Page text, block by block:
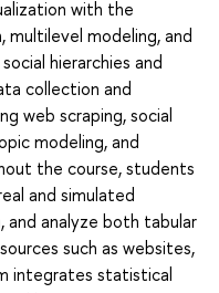
with the
modeling, and
hierarchies and
collection and
web scraping, social
modeling, and
the course, students
and simulated
analyze both tabular
such as websites,
integrates statistical